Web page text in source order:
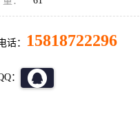
话： 15818722296
：